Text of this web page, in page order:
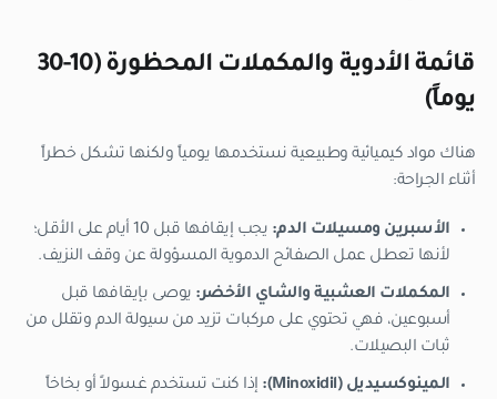
قائمة الأدوية والمكملات المحظورة (10-30
يوماً)
هناك مواد كيميائية وطبيعية نستخدمها يومياً ولكنها تشكل خطراً
أثناء الجراحة:
الأسبرين ومسيلات الدم:
يجب إيقافها قبل 10 أيام على الأقل؛
لأنها تعطل عمل الصفائح الدموية المسؤولة عن وقف النزيف.
المكملات العشبية والشاي الأخضر: يوصى بإيقافها قبل
أسبوعين، فهي تحتوي على مركبات تزيد من سيولة الدم وتقلل من
ثبات البصيلات.
المينوكسيديل (Minoxidil):
إذا كنت تستخدم غسولاً أو بخاخاً